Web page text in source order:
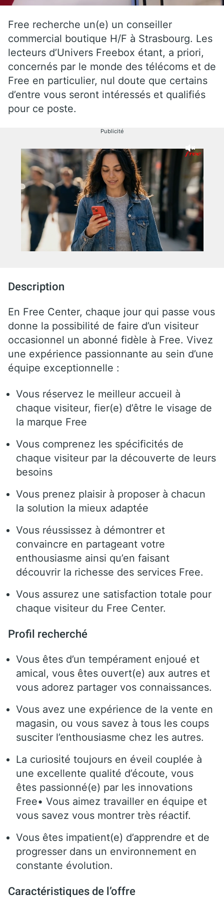
Free recherche un(e) un conseiller
commercial boutique H/F à Strasbourg. Les
lecteurs d’Univers Freebox étant, a priori,
concernés par le monde des télécoms et de
Free en particulier, nul doute que certains
d’entre vous seront intéressés et qualifiés
pour ce poste.
Publicité
Description
En Free Center, chaque jour qui passe vous
donne la possibilité de faire d’un visiteur
occasionnel un abonné fidèle à Free. Vivez
une expérience passionnante au sein d’une
équipe exceptionnelle :
Vous réservez le meilleur accueil à
chaque visiteur, fier(e) d’être le visage de
la marque Free
Vous comprenez les spécificités de
chaque visiteur par la découverte de leurs
besoins
Vous prenez plaisir à proposer à chacun
la solution la mieux adaptée
Vous réussissez à démontrer et
convaincre en partageant votre
enthousiasme ainsi qu’en faisant
découvrir la richesse des services Free.
Vous assurez une satisfaction totale pour
chaque visiteur du Free Center.
Profil recherché
Vous êtes d’un tempérament enjoué et
amical, vous êtes ouvert(e) aux autres et
vous adorez partager vos connaissances.
Vous avez une expérience de la vente en
magasin, ou vous savez à tous les coups
susciter l’enthousiasme chez les autres.
La curiosité toujours en éveil couplée à
une excellente qualité d’écoute, vous
êtes passionné(e) par les innovations
Free• Vous aimez travailler en équipe et
vous savez vous montrer très réactif.
Vous êtes impatient(e) d’apprendre et de
progresser dans un environnement en
constante évolution.
Caractéristiques de l’offre